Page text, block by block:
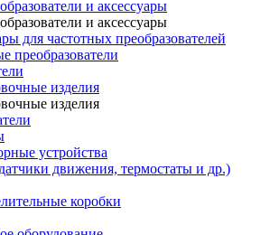
и аксессуары
и аксессуары
для частотных преобразователей
преобразователи
изделия
изделия
устройства
движения, термостаты и др.)
коробки